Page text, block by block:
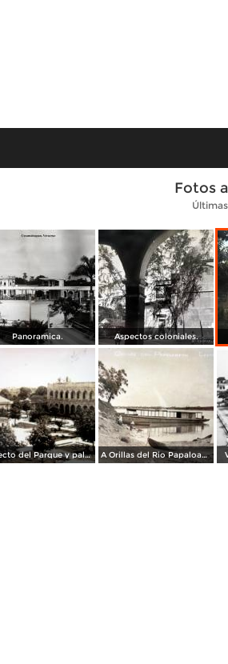
Fotos
Panoramica. Aspectos coloniales.
Aspecto del Parque y palacio municipal. A Orillas del Rio Papaloapan